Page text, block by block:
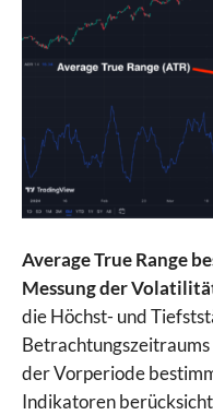
Average True Range
Messung der
die Höchst- und
der Vorperiode
Indikatoren